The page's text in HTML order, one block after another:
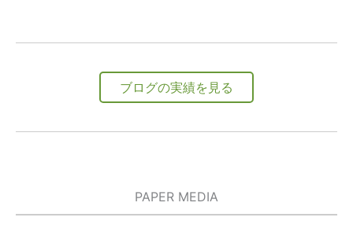
ブログの実績を見る
PAPER MEDIA